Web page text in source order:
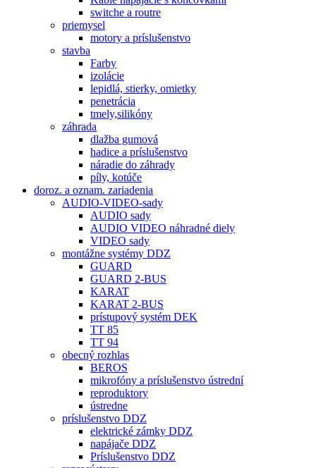
switche a routre
priemysel
motory a príslušenstvo
stavba
Farby
izolácie
lepidlá, stierky, omietky
penetrácia
tmely,silikóny
záhrada
dlažba gumová
hadice a príslušenstvo
náradie do záhrady
píly, kotúče
doroz. a oznam. zariadenia
AUDIO-VIDEO-sady
AUDIO sady
AUDIO VIDEO náhradné diely
VIDEO sady
montážne systémy DDZ
GUARD
GUARD 2-BUS
KARAT
KARAT 2-BUS
prístupový systém DEK
TT 85
TT 94
obecný rozhlas
BEROS
mikrofóny a príslušenstvo ústrední
reproduktory
ústredne
príslušenstvo DDZ
elektrické zámky DDZ
napájače DDZ
Príslušenstvo DDZ